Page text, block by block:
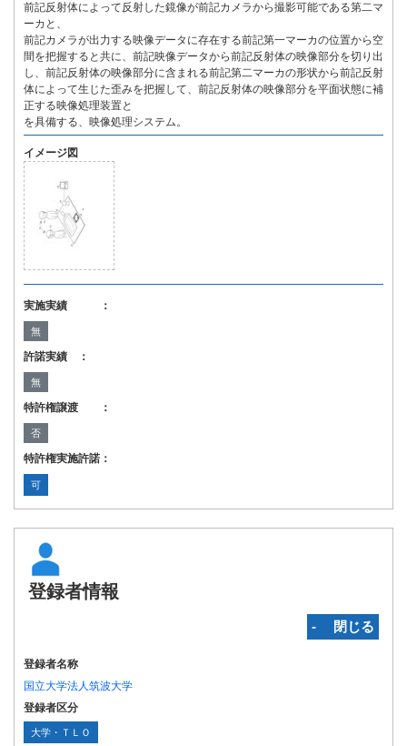
前記反射体によって反射した鏡像が前記カメラから撮影可能である第二マ
ーカと、
前記カメラが出力する映像データに存在する前記第一マーカの位置から空
間を把握すると共に、前記映像データから前記反射体の映像部分を切り出
し、前記反射体の映像部分に含まれる前記第二マーカの形状から前記反射
体によって生じた歪みを把握して、前記反射体の映像部分を平面状態に補
正する映像処理装置と
を具備する、映像処理システム。
イメージ図
実施実績 ：
無
許諾実績 ：
無
特許権譲渡 ：
否
特許権実施許諾：
可
登録者情報
‐ 閉じる
登録者名称
国立大学法人筑波大学
登録者区分
大学・ＴＬＯ